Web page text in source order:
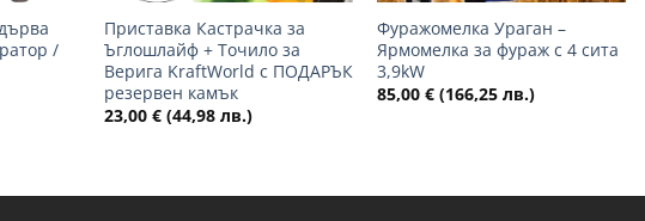
/
Приставка Кастрачка за
Ъглошлайф + Точило за
Верига KraftWorld с ПОДАРЪК
резервен камък
23,00 € (44,98 лв.)
Фуражомелка Ураган –
Ярмомелка за фураж с 4 сита
3,9kW
85,00 € (166,25 лв.)